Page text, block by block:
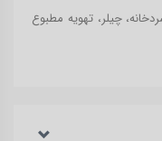
چیلر، تهویه مطبوع